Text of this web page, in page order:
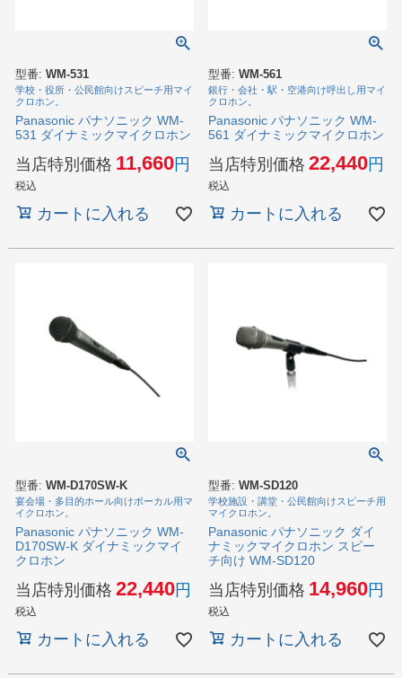
型番: WM-531
学校・役所・公民館向けスピーチ用マイ
クロホン。
Panasonic パナソニック WM-
531 ダイナミックマイクロホン
当店特別価格 11,660
税込
カートに入れる
型番: WM-561
銀行・会社・駅・空港向け呼出し用マイ
クロホン。
Panasonic パナソニック WM-
561 ダイナミックマイクロホン
当店特別価格 22,440
税込
カートに入れる
型番: WM-D170SW-K
宴会場・多目的ホール向けボーカル用マ
イクロホン。
Panasonic パナソニック WM-
D170SW-K ダイナミックマイ
クロホン
当店特別価格 22,440
税込
カートに入れる
型番: WM-SD120
学校施設・講堂・公民館向けスピーチ用
マイクロホン。
Panasonic パナソニック ダイ
ナミックマイクロホン スピー
チ向け WM-SD120
当店特別価格 14,960
税込
カートに入れる